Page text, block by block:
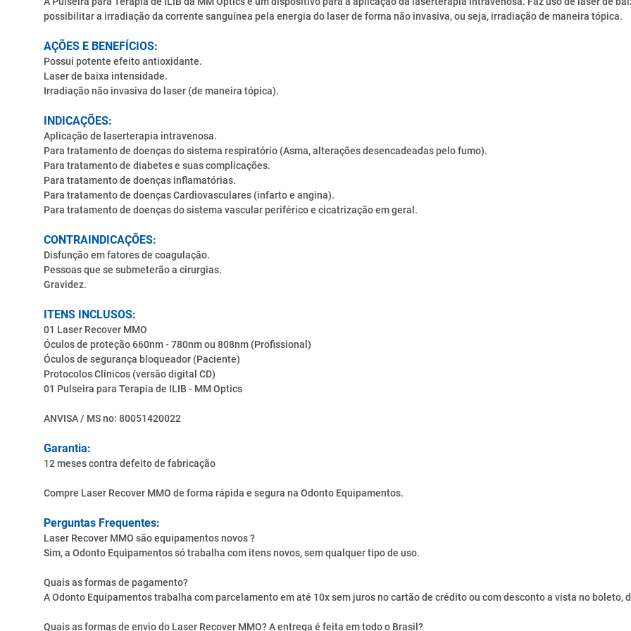
possibilitar a irradiação da corrente sanguínea pela energia do laser de forma não invasiva, ou seja, irradiação de maneira tópica.
AÇÕES E BENEFÍCIOS:
Possui potente efeito antioxidante.
Laser de baixa intensidade.
Irradiação não invasiva do laser (de maneira tópica).
INDICAÇÕES:
Aplicação de laserterapia intravenosa.
Para tratamento de doenças do sistema respiratório (Asma, alterações desencadeadas pelo fumo).
Para tratamento de diabetes e suas complicações.
Para tratamento de doenças inflamatórias.
Para tratamento de doenças Cardiovasculares (infarto e angina).
Para tratamento de doenças do sistema vascular periférico e cicatrização em geral.
CONTRAINDICAÇÕES:
Disfunção em fatores de coagulação.
Pessoas que se submeterão a cirurgias.
Gravidez.
ITENS INCLUSOS:
01 Laser Recover MMO
Óculos de proteção 660nm - 780nm ou 808nm (Profissional)
Óculos de segurança bloqueador (Paciente)
Protocolos Clínicos (versão digital CD)
01 Pulseira para Terapia de ILIB - MM Optics
ANVISA / MS nο: 80051420022
Garantia:
12 meses contra defeito de fabricação
Compre Laser Recover MMO de forma rápida e segura na Odonto Equipamentos.
Perguntas Frequentes:
Laser Recover MMO são equipamentos novos ?
Sim, a Odonto Equipamentos só trabalha com itens novos, sem qualquer tipo de uso.
Quais as formas de pagamento?
A Odonto Equipamentos trabalha com parcelamento em até 10x sem juros no cartão de crédito ou com desconto a vista no boleto,
Quais as formas de envio do Laser Recover MMO? A entrega é feita em todo o Brasil?